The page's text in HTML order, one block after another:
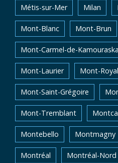
Métis-sur-Mer Milan
Mont-Blanc Mont-Brun
Mont-Carmel-de-Kamouraska
Mont-Laurier Mont-Royal
Mont-Saint-Grégoire
Mont-Tremblant
Montebello Montmagny
Montréal Montréal-Nord